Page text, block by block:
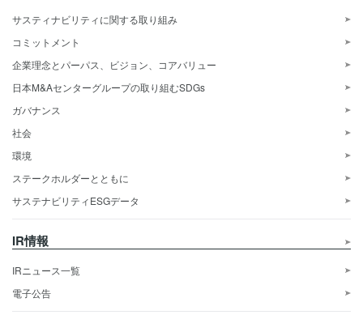
サスティナビリティに関する取り組み
コミットメント
企業理念とパーパス、ビジョン、コアバリュー
日本M&Aセンターグループの取り組むSDGs
ガバナンス
社会
環境
ステークホルダーとともに
サステナビリティESGデータ
IR情報
IRニュース一覧
電子公告